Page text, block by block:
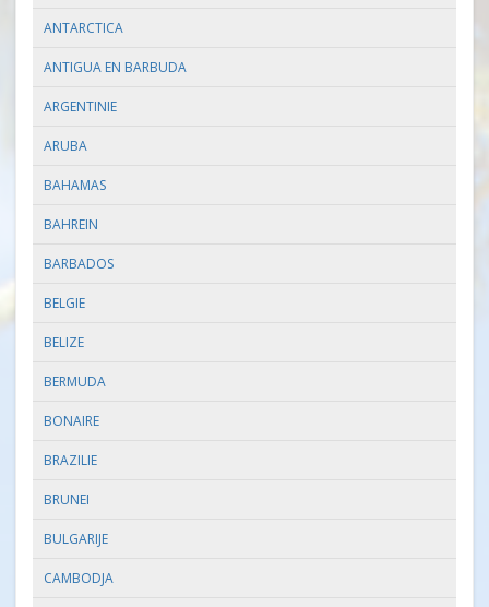
ANTARCTICA
ANTIGUA EN BARBUDA
ARGENTINIE
ARUBA
BAHAMAS
BAHREIN
BARBADOS
BELGIE
BELIZE
BERMUDA
BONAIRE
BRAZILIE
BRUNEI
BULGARIJE
CAMBODJA